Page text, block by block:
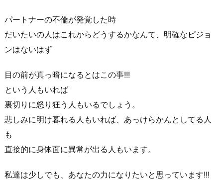
パートナーの不倫が発覚した時
だいたいの人はこれからどうするかなんて、明確なピジョ
ンはないはず
目の前が真っ暗になるとはこの事!!!
という人もいれば
裏切りに怒り狂う人もいるでしょう。
悲しみに明け暮れる人もいれば、あっけらかんとしてる人
も
直接的に身体面に異常が出る人もいます。
私達は少しでも、あなたの力になりたいと思っています!!!